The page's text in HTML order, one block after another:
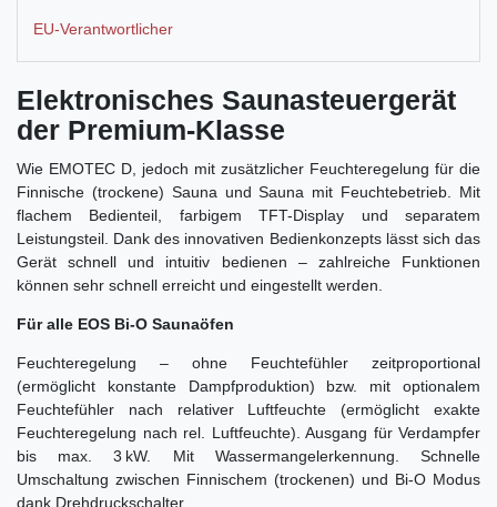
EU-Verantwortlicher
Elektronisches Saunasteuergerät
der Premium-Klasse
Wie EMOTEC D, jedoch mit zusätzlicher Feuchteregelung für die
Finnische (trockene) Sauna und Sauna mit Feuchtebetrieb. Mit
flachem Bedienteil, farbigem TFT-Display und separatem
Leistungsteil. Dank des innovativen Bedienkonzepts lässt sich das
Gerät schnell und intuitiv bedienen – zahlreiche Funktionen
können sehr schnell erreicht und eingestellt werden.
Für alle EOS Bi-O Saunaöfen
Feuchteregelung – ohne Feuchtefühler zeitproportional
(ermöglicht konstante Dampfproduktion) bzw. mit optionalem
Feuchtefühler nach relativer Luftfeuchte (ermöglicht exakte
Feuchteregelung nach rel. Luftfeuchte). Ausgang für Verdampfer
bis max. 3 kW. Mit Wassermangelerkennung. Schnelle
Umschaltung zwischen Finnischem (trockenen) und Bi-O Modus
dank Drehdruckschalter.